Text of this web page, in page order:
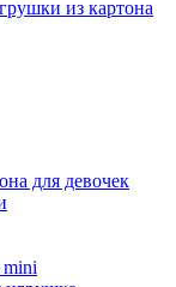
из картона
для девочек